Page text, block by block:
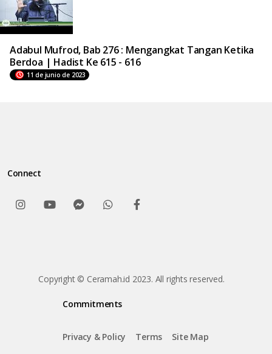
Adabul Mufrod, Bab 276 : Mengangkat Tangan Ketika
Berdoa | Hadist Ke 615 - 616
11 de junio de 2023
Connect
Copyright © Ceramah.id 2023. All rights reserved.
Commitments
Privacy & Policy Terms Site Map